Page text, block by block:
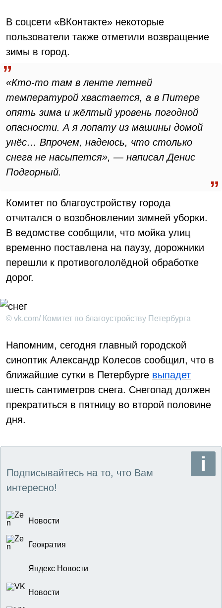
В соцсети «ВКонтакте» некоторые
пользователи также отметили возвращение
зимы в город.
«Кто-то там в ленте летней
температурой хвастается, а в Питере
опять зима и жёлтый уровень погодной
опасности. А я лопату из машины домой
унёс… Впрочем, надеюсь, что столько
снега не насыпется», — написал Денис
Подгорный.
Комитет по благоустройству города
отчитался о возобновлении зимней уборки.
В ведомстве сообщили, что мойка улиц
временно поставлена на паузу, дорожники
перешли к противогололёдной обработке
дорог.
© vk.com/ Комитет по благоустройству Петербурга
Напомним, сегодня главный городской
синоптик Александр Колесов сообщил, что в
ближайшие сутки в Петербурге выпадет
шесть сантиметров снега. Снегопад должен
прекратиться в пятницу во второй половине
дня.
Подписывайтесь на то, что Вам
интересно!
Новости
Геократия
Яндекс Новости
Новости